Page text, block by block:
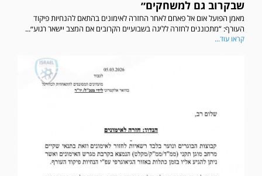
שבקרוב גם למשחקים״
מאמן הפועל אום אל פאחם לאחר החזרה לאימונים בהתאם להנחיות פיקוד
העורף: “מתכוננים לחזרה לליגה בשבועיים הקרובים אם המצב יישאר רגוע״...
קראו עוד...